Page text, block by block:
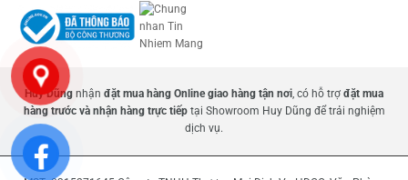
Huy Dũng nhận đặt mua hàng Online giao hàng tận nơi, có hỗ trợ đặt mua
hàng trước và nhận hàng trực tiếptại Showroom Huy Dũng để trải nghiệm
dịch vụ.